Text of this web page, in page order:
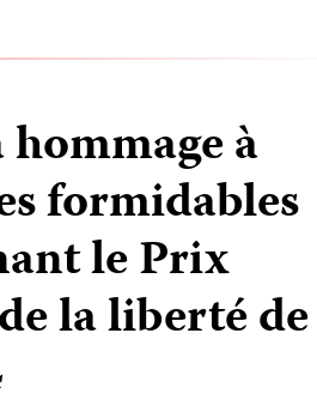
à
formidables
le Prix
la liberté de